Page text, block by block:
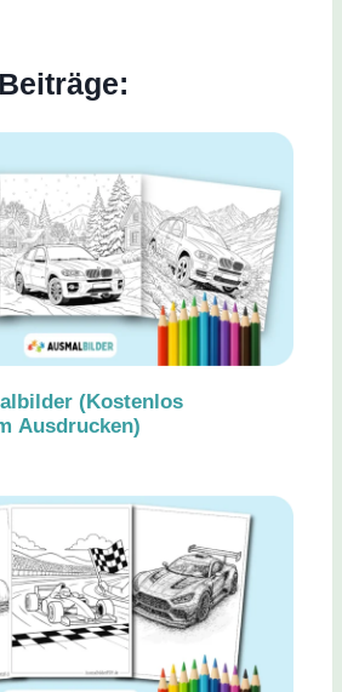
(Kostenlos
Ausdrucken)